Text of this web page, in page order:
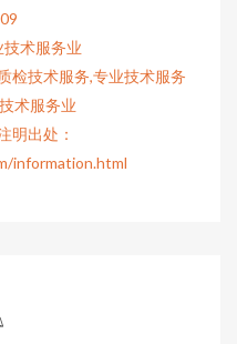
技术服务业
检技术服务,专业技术服务
术服务业
明出处：
information.html